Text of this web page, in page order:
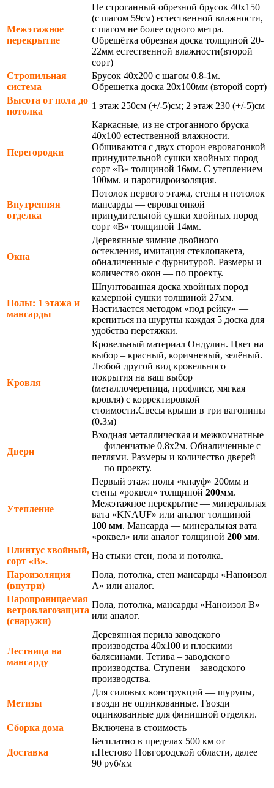
Межэтажное
перекрытие
Не строганный обрезной брусок 40х150
(с шагом 59см) естественной влажности,
с шагом не более одного метра.
Обрешётка обрезная доска толщиной 20-
22мм естественной влажности(второй
сорт)
Стропильная
система
Брусок 40х200 с шагом 0.8-1м.
Обрешетка доска 20х100мм (второй сорт)
Высота от пола до
потолка
1 этаж 250см (+/-5)см; 2 этаж 230 (+/-5)см
Перегородки
Каркасные, из не строганного бруска
40х100 естественной влажности.
Обшиваются с двух сторон евровагонкой
принудительной сушки хвойных пород
сорт «В» толщиной 16мм. С утеплением
100мм. и парогидроизоляция.
Внутренняя
отделка
Потолок первого этажа, стены и потолок
мансарды — евровагонкой
принудительной сушки хвойных пород
сорт «В» толщиной 14мм.
Окна
Деревянные зимние двойного
остекления, имитация стеклопакета,
обналиченные с фурнитурой. Размеры и
количество окон — по проекту.
Полы: 1 этажа и
мансарды
Шпунтованная доска хвойных пород
камерной сушки толщиной 27мм.
Настилается методом «под рейку» —
крепиться на шурупы каждая 5 доска для
удобства перетяжки.
Кровля
Кровельный материал Ондулин. Цвет на
выбор – красный, коричневый, зелёный.
Любой другой вид кровельного
покрытия на ваш выбор
(металлочерепица, профлист, мягкая
кровля) с корректировкой
стоимости.Свесы крыши в три вагонины
(0.3м)
Двери
Входная металлическая и межкомнатные
— филенчатые 0.8х2м. Обналиченные с
петлями. Размеры и количество дверей
— по проекту.
Утепление
Первый этаж: полы «кнауф» 200мм и
стены «роквел» толщиной 200мм.
Межэтажное перекрытие — минеральная
вата «KNAUF» или аналог толщиной
100 мм. Мансарда — минеральная вата
«роквел» или аналог толщиной 200 мм.
Плинтус хвойный,
сорт «В».
На стыки стен, пола и потолка.
Пароизоляция
(внутри)
Пола, потолка, стен мансарды «Наноизол
А» или аналог.
Паропроницаемая
ветровлагозащита
(снаружи)
Пола, потолка, мансарды «Наноизол В»
или аналог.
Лестница на
мансарду
Деревянная перила заводского
производства 40х100 и плоскими
балясинами. Тетива – заводского
производства. Ступени – заводского
производства.
Метизы
Для силовых конструкций — шурупы,
гвозди не оцинкованные. Гвозди
оцинкованные для финишной отделки.
Сборка дома
Включена в стоимость
Доставка
Бесплатно в пределах 500 км от
г.Пестово Новгородской области, далее
90 руб/км